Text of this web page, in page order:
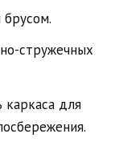
стружечных
каркаса для